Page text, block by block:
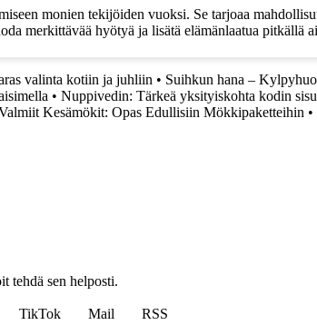
monien tekijöiden vuoksi. Se tarjoaa
merkittävää hyötyä ja lisätä elämänlaatua pitkällä
valinta kotiin ja juhliin • Suihkun hana –
• Nuppivedin: Tärkeä yksityiskohta kodin
Kesämökit: Opas Edullisiin Mökkipaketteihin •
tehdä sen helposti.
TikTok Mail
RSS